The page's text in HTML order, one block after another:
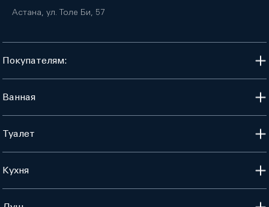
Астана, ул. Толе Би, 57
Покупателям:
Ванная
Туалет
Кухня